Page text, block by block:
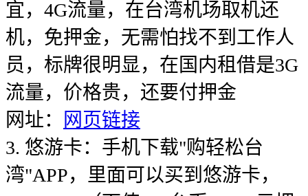
宜，4G流量，在台湾机场取机还
机，免押金，无需怕找不到工作人
员，标牌很明显，在国内租借是3G
流量，价格贵，还要付押金
网址：
网页链接
3. 悠游卡：手机下载"购轻松台
湾"APP，里面可以买到悠游卡，